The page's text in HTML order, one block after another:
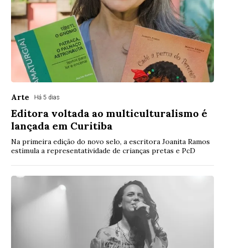
Arte Há 5 dias
Editora voltada ao multiculturalismo é
lançada em Curitiba
Na primeira edição do novo selo, a escritora Joanita Ramos
estimula a representatividade de crianças pretas e PcD